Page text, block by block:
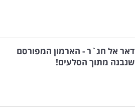
דאר אל חג`ר - הארמון המפורסם
שנבנה מתוך הסלעים!